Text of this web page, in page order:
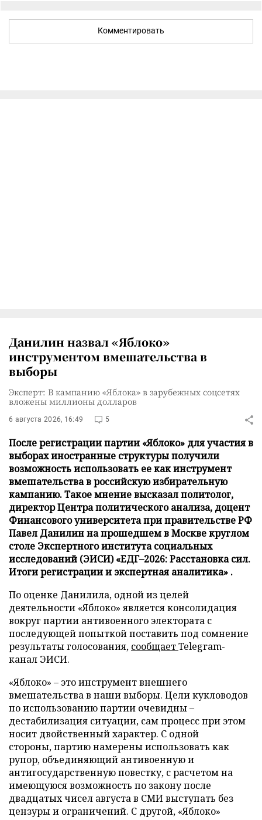
Комментировать
Данилин назвал «Яблоко»
инструментом вмешательства в
выборы
Эксперт: В кампанию «Яблока» в зарубежных соцсетях
вложены миллионы долларов
6 августа 2026, 16:49 5
После регистрации партии «Яблоко» для участия в
выборах иностранные структуры получили
возможность использовать ее как инструмент
вмешательства в российскую избирательную
кампанию. Такое мнение высказал политолог,
директор Центра политического анализа, доцент
Финансового университета при правительстве РФ
Павел Данилин на прошедшем в Москве круглом
столе Экспертного института социальных
исследований (ЭИСИ) «ЕДГ–2026: Расстановка сил.
Итоги регистрации и экспертная аналитика» .
По оценке Данилила, одной из целей
деятельности «Яблоко» является консолидация
вокруг партии антивоенного электората с
последующей попыткой поставить под сомнение
результаты голосования, сообщаетTelegram-
канал ЭИСИ.
«Яблоко» – это инструмент внешнего
вмешательства в наши выборы. Цели кукловодов
по использованию партии очевидны –
дестабилизация ситуации, сам процесс при этом
носит двойственный характер. С одной
стороны, партию намерены использовать как
рупор, объединяющий антивоенную и
антигосударственную повестку, с расчетом на
имеющуюся возможность по закону после
двадцатых чисел августа в СМИ выступать без
цензуры и ограничений. С другой, «Яблоко»